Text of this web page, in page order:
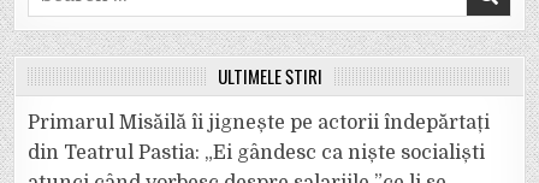
for:
ULTIMELE ȘTIRI
Primarul Misăilă îi jignește pe actorii îndepărtați
din Teatrul Pastia: „Ei gândesc ca niște socialiști